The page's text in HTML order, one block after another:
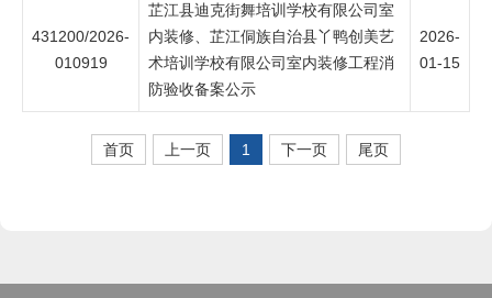
431200/2026-
010919
芷江县迪克街舞培训学校有限公司室
内装修、芷江侗族自治县丫鸭创美艺
术培训学校有限公司室内装修工程消
防验收备案公示
2026-
01-15
首页 上一页 1 下一页 尾页